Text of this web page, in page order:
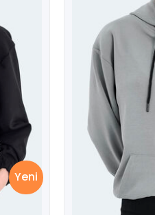
Yeni